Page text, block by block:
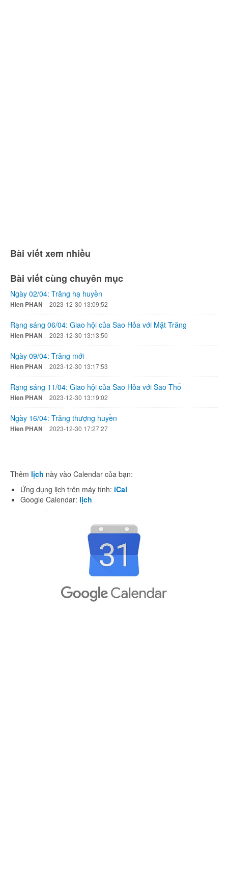
Bài viết xem nhiều
Bài viết cùng chuyên mục
Ngày 02/04: Trăng hạ huyền
Hien PHAN 2023-12-30 13:09:52
Rạng sáng 06/04: Giao hội của Sao Hỏa với Mặt Trăng
Hien PHAN 2023-12-30 13:13:50
Ngày 09/04: Trăng mới
Hien PHAN 2023-12-30 13:17:53
Rạng sáng 11/04: Giao hội của Sao Hỏa với Sao Thổ
Hien PHAN 2023-12-30 13:19:02
Ngày 16/04: Trăng thượng huyền
Hien PHAN 2023-12-30 17:27:27
Thêm lịch này vào Calendar của bạn:
Ứng dụng lịch trên máy tính: iCal
Google Calendar: lịch